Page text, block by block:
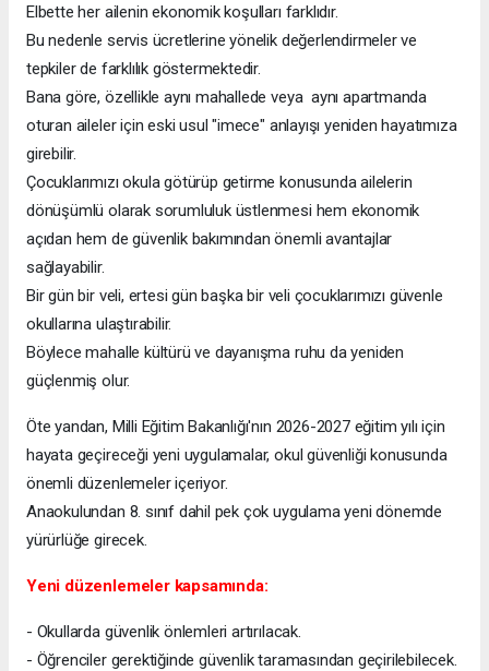
Elbette her ailenin ekonomik koşulları farklıdır.
Bu nedenle servis ücretlerine yönelik değerlendirmeler ve
tepkiler de farklılık göstermektedir.
Bana göre, özellikle aynı mahallede veya aynı apartmanda
oturan aileler için eski usul "imece" anlayışı yeniden hayatımıza
girebilir.
Çocuklarımızı okula götürüp getirme konusunda ailelerin
dönüşümlü olarak sorumluluk üstlenmesi hem ekonomik
açıdan hem de güvenlik bakımından önemli avantajlar
sağlayabilir.
Bir gün bir veli, ertesi gün başka bir veli çocuklarımızı güvenle
okullarına ulaştırabilir.
Böylece mahalle kültürü ve dayanışma ruhu da yeniden
güçlenmiş olur.
Öte yandan, Milli Eğitim Bakanlığı'nın 2026-2027 eğitim yılı için
hayata geçireceği yeni uygulamalar, okul güvenliği konusunda
önemli düzenlemeler içeriyor.
Anaokulundan 8. sınıf dahil pek çok uygulama yeni dönemde
yürürlüğe girecek.
Yeni düzenlemeler kapsamında:
- Okullarda güvenlik önlemleri artırılacak.
- Öğrenciler gerektiğinde güvenlik taramasından geçirilebilecek.